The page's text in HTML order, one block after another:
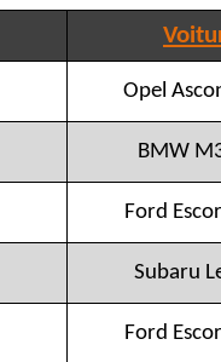
Opel
BMW
Ford
Subaru
Ford